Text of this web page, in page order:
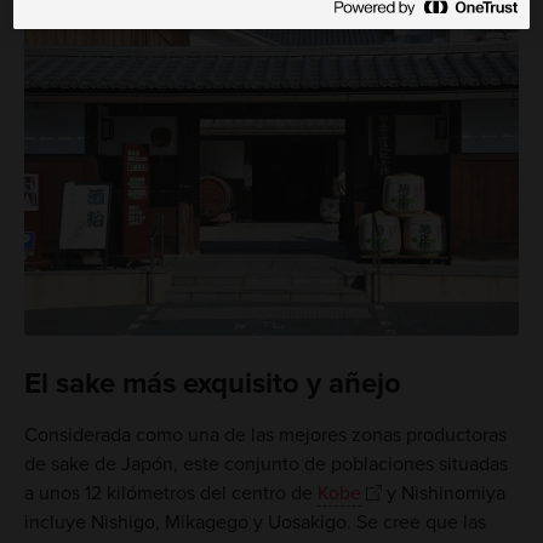
El sake más exquisito y añejo
Considerada como una de las mejores zonas productoras
de sake de Japón, este conjunto de poblaciones situadas
a unos 12 kilómetros del centro de Kobe
y Nishinomiya
incluye Nishigo, Mikagego y Uosakigo. Se cree que las